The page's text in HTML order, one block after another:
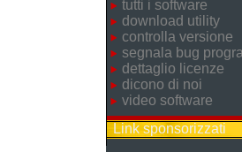
tutti i software
download utility
controlla versione
segnala bug
dettaglio licenze
dicono di noi
video software
Link sponsorizzati